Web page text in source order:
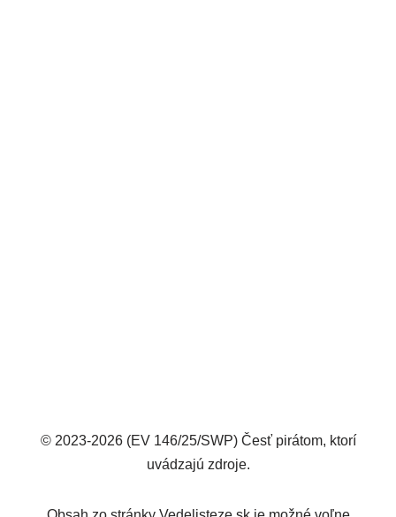
© 2023-2026 (EV 146/25/SWP) Česť pirátom, ktorí
uvádzajú zdroje.